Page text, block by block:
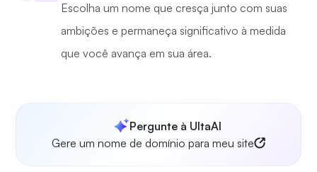
Escolha um nome que cresça junto com suas
ambições e permaneça significativo à medida
que você avança em sua área.
Pergunte à UltaAI
Gere um nome de domínio para meu site